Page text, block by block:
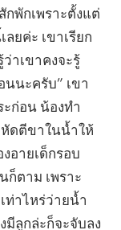
พักเพราะตั้งแต่
ยค่ะ เขาเรียก
าเขาคงจะรู้
นะครับ” เขา
ก่อน น้องทำ
ดตีขาในน้ำให้
อายเด็กรอบ
ก็ตาม เพราะ
ท่าไหร่ว่ายน้ำ
ลูกล่ะก็จะจับลง